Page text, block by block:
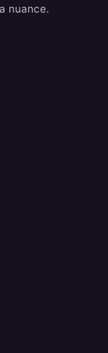
nuance.